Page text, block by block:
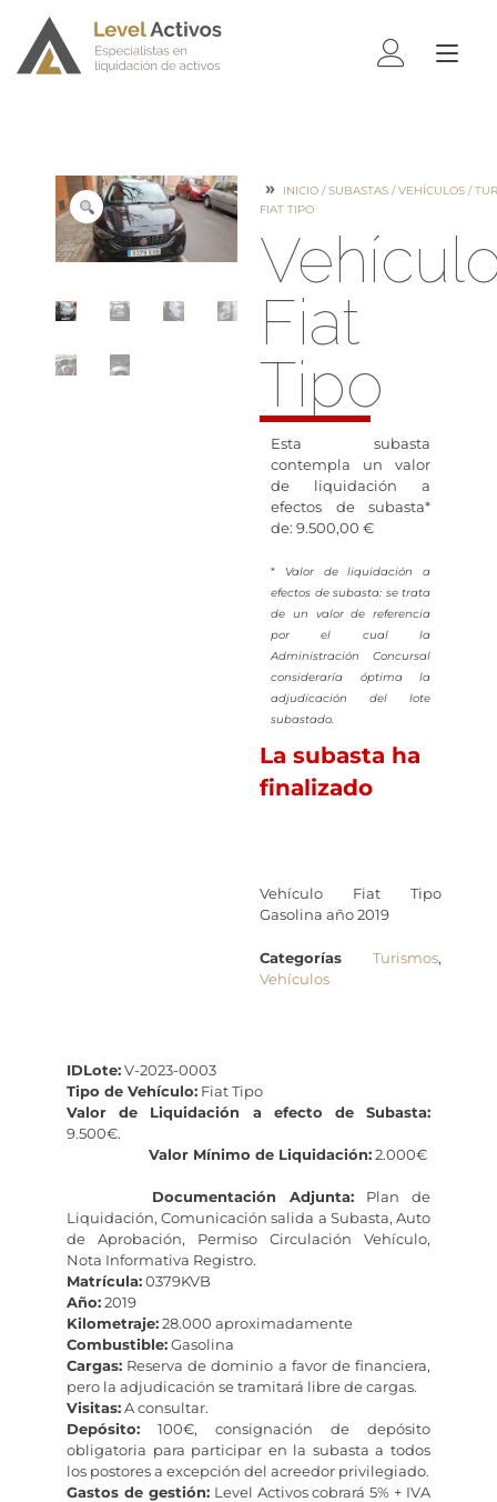
INICIO /SUBASTAS /VEHÍCULOS /
FIAT TIPO
Fiat
Tipo
Esta subasta
contempla un valor
de liquidación a
efectos de subasta*
de: 9.500,00 €
* Valor de liquidación a
efectos de subasta: se trata
de un valor de referencia
por el cual la
Administración Concursal
consideraría óptima la
adjudicación del lote
subastado.
La subasta ha
finalizado
Vehículo Fiat Tipo
Gasolina año 2019
Categorías Turismos,
Vehículos
IDLote:V-2023-0003
Tipo de Vehículo: Fiat Tipo
Valor de Liquidación a efecto de Subasta:
9.500€.
Valor Mínimo de Liquidación:2.000€
Documentación Adjunta: Plan de
Liquidación, Comunicación salida a Subasta, Auto
de Aprobación, Permiso Circulación Vehículo,
Nota Informativa Registro.
Matrícula:0379KVB
Año:2019
Kilometraje:28.000 aproximadamente
Combustible:Gasolina
Cargas: Reserva de dominio a favor de financiera,
pero la adjudicación se tramitará libre de cargas.
Visitas:A consultar.
Depósito: 100€, consignación de depósito
obligatoria para participar en la subasta a todos
los postores a excepción del acreedor privilegiado.
Gastos de gestión:Level Activos cobrará 5% + IVA